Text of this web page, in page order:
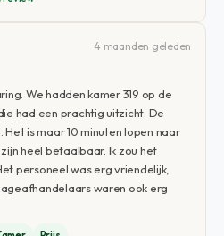
4 maanden geleden
We hadden kamer 319 op de
had een prachtig uitzicht. De
is maar 10 minuten lopen naar
heel betaalbaar. Ik zou het
personeel was erg vriendelijk,
waren ook erg